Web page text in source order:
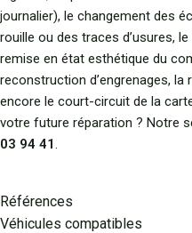
journalier), le changement des
rouille ou des traces d’usures,
remise en état esthétique du
reconstruction d’engrenages, la
encore le court-circuit de la
votre future réparation ? Notre
03 94 41.
Références
Véhicules compatibles